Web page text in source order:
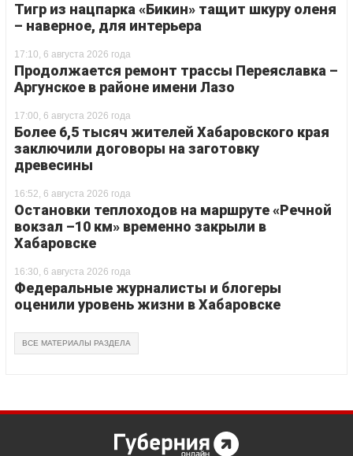
Тигр из нацпарка «Бикин» тащит шкуру оленя
– наверное, для интерьера
17:10, 6 августа 2026 года
Продолжается ремонт трассы Переяславка –
Аргунское в районе имени Лазо
17:00, 6 августа 2026 года
Более 6,5 тысяч жителей Хабаровского края
заключили договоры на заготовку
древесины
16:52, 6 августа 2026 года
Остановки теплоходов на маршруте «Речной
вокзал –10 км» временно закрыли в
Хабаровске
16:30, 6 августа 2026 года
Федеральные журналисты и блогеры
оценили уровень жизни в Хабаровске
ВСЕ МАТЕРИАЛЫ РАЗДЕЛА